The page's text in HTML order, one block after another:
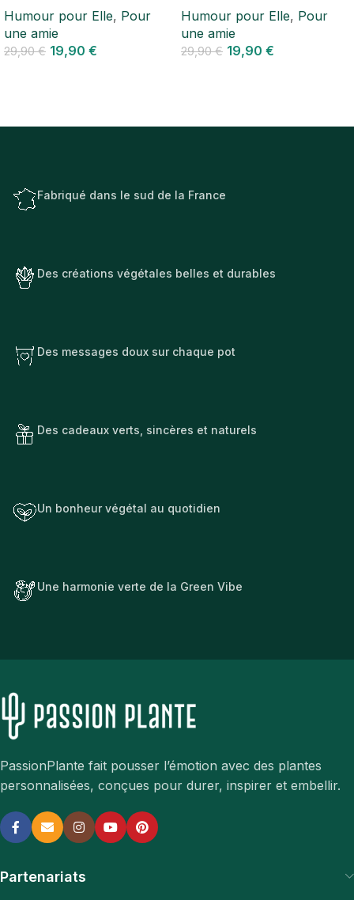
parfaite pour une amie au
caractère adorablement
piquant
Humour pour Elle, Pour
une amie
29,90€ 19,90 €
personnalisée pleine de
bonne humeur
Humour pour Elle, Pour
une amie
29,90€ 19,90 €
Fabriqué dans le sud de la France
Des créations végétales belles et durables
Des messages doux sur chaque pot
Des cadeaux verts, sincères et naturels
Un bonheur végétal au quotidien
Une harmonie verte de la Green Vibe
PassionPlante fait pousser l’émotion avec des plantes
personnalisées, conçues pour durer, inspirer et embellir.
Partenariats